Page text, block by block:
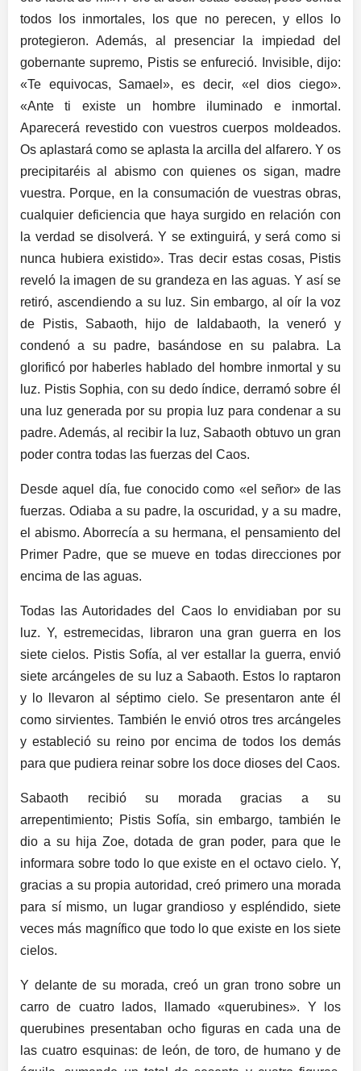
todos los inmortales, los que no perecen, y ellos lo
protegieron. Además, al presenciar la impiedad del
gobernante supremo, Pistis se enfureció. Invisible, dijo:
«Te equivocas, Samael», es decir, «el dios ciego».
«Ante ti existe un hombre iluminado e inmortal.
Aparecerá revestido con vuestros cuerpos moldeados.
Os aplastará como se aplasta la arcilla del alfarero. Y os
precipitaréis al abismo con quienes os sigan, madre
vuestra. Porque, en la consumación de vuestras obras,
cualquier deficiencia que haya surgido en relación con
la verdad se disolverá. Y se extinguirá, y será como si
nunca hubiera existido». Tras decir estas cosas, Pistis
reveló la imagen de su grandeza en las aguas. Y así se
retiró, ascendiendo a su luz. Sin embargo, al oír la voz
de Pistis, Sabaoth, hijo de Ialdabaoth, la veneró y
condenó a su padre, basándose en su palabra. La
glorificó por haberles hablado del hombre inmortal y su
luz. Pistis Sophia, con su dedo índice, derramó sobre él
una luz generada por su propia luz para condenar a su
padre. Además, al recibir la luz, Sabaoth obtuvo un gran
poder contra todas las fuerzas del Caos.
Desde aquel día, fue conocido como «el señor» de las
fuerzas. Odiaba a su padre, la oscuridad, y a su madre,
el abismo. Aborrecía a su hermana, el pensamiento del
Primer Padre, que se mueve en todas direcciones por
encima de las aguas.
Todas las Autoridades del Caos lo envidiaban por su
luz. Y, estremecidas, libraron una gran guerra en los
siete cielos. Pistis Sofía, al ver estallar la guerra, envió
siete arcángeles de su luz a Sabaoth. Estos lo raptaron
y lo llevaron al séptimo cielo. Se presentaron ante él
como sirvientes. También le envió otros tres arcángeles
y estableció su reino por encima de todos los demás
para que pudiera reinar sobre los doce dioses del Caos.
Sabaoth recibió su morada gracias a su
arrepentimiento; Pistis Sofía, sin embargo, también le
dio a su hija Zoe, dotada de gran poder, para que le
informara sobre todo lo que existe en el octavo cielo. Y,
gracias a su propia autoridad, creó primero una morada
para sí mismo, un lugar grandioso y espléndido, siete
veces más magnífico que todo lo que existe en los siete
cielos.
Y delante de su morada, creó un gran trono sobre un
carro de cuatro lados, llamado «querubines». Y los
querubines presentaban ocho figuras en cada una de
las cuatro esquinas: de león, de toro, de humano y de